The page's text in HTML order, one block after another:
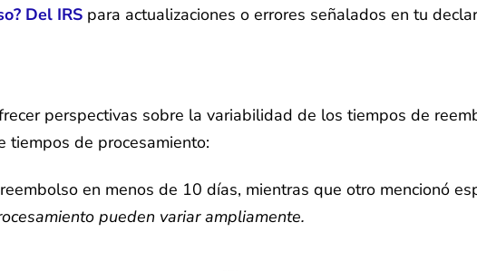
Del IRS para actualizaciones o errores señalados en tu
perspectivas sobre la variabilidad de los tiempos de
tiempos de procesamiento:
en menos de 10 días, mientras que otro mencionó
pueden variar ampliamente.